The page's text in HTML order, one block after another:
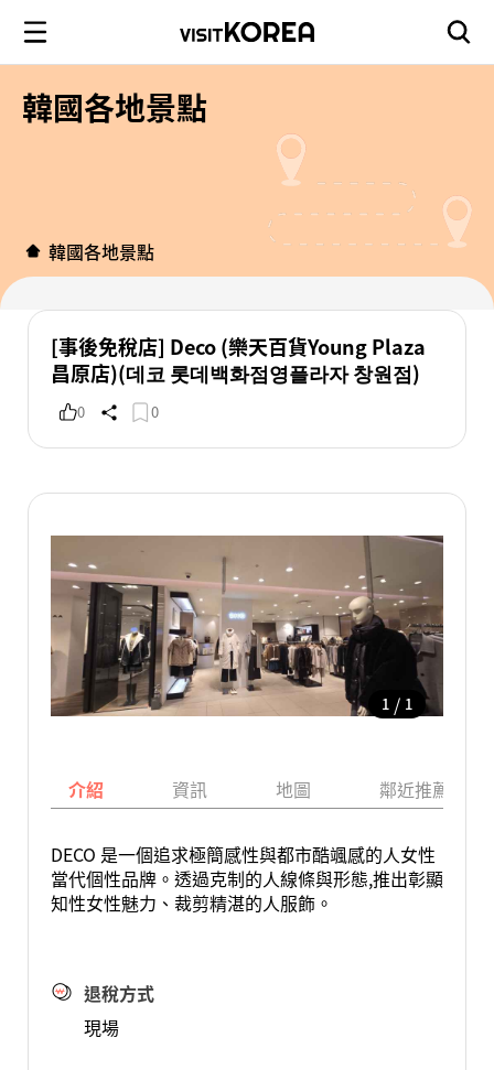
韓國各地景點
韓國各地景點
[事後免稅店] Deco (樂天百貨Young Plaza
昌原店)(데코 롯데백화점영플라자 창원점)
0 0
1 / 1
介紹 資訊 地圖 鄰近推薦景點
DECO 是一個追求極簡感性與都市酷颯感的人女性
當代個性品牌。透過克制的人線條與形態,推出彰顯
知性女性魅力、裁剪精湛的人服飾。
退稅方式
現場